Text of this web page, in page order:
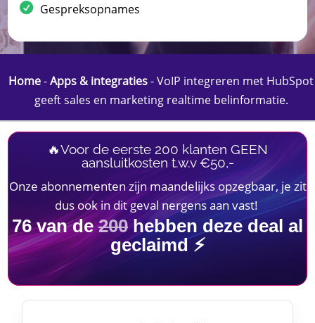
Gespreksopnames
Home-Apps & integraties-VoIP integreren met HubSpot
geeft sales en marketing realtime belinformatie.
🔥Voor de eerste 200 klanten GEEN
aansluitkosten t.w.v €50,-
Onze abonnementen zijn maandelijks opzegbaar, je zit
dus ook in dit geval nergens aan vast!
76van de200hebben deze deal al
geclaimd ⚡